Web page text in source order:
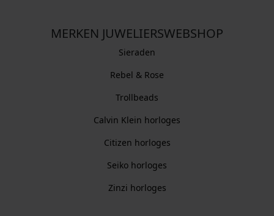
MERKEN JUWELIERSWEBSHOP
Sieraden
Rebel & Rose
Trollbeads
Calvin Klein horloges
Citizen horloges
Seiko horloges
Zinzi horloges